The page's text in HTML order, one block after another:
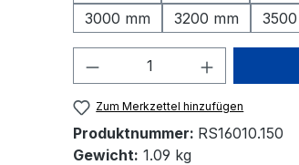
3000 mm
3200 mm
Produkt Anzahl:
Zum Merkzettel hinzufügen
Produktnummer: RS16010.150
Gewicht: 1.09 kg